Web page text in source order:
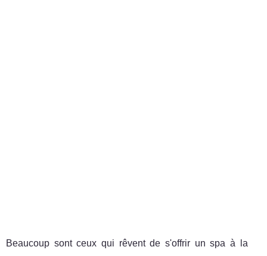
Beaucoup sont ceux qui rêvent de s'offrir un spa à la